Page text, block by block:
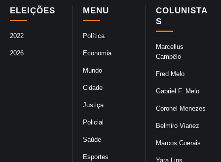
COLUNISTA
S
Marcellus
Campêlo
Fred Melo
Gabriel F. Melo
Coronel Menezes
Belmiro Vianez
Marcos Coerais
Yara Lins
MENU
Política
Economia
Mundo
Cidade
Justiça
Policial
Saúde
Esportes
ELEIÇÕES
2022
2026